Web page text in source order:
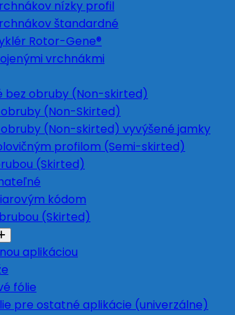
nízky profil
štandardné
Rotor-Gene®
vrchnákmi
bez obruby (Non-skirted)
(Non-Skirted)
(Non-skirted) vyvýšené jamky
profilom (Semi-skirted)
(Skirted)
kódom
(Skirted)
aplikáciou
fólie
pre ostatné aplikácie (univerzálne)